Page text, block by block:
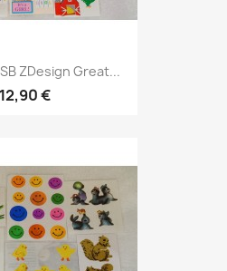
ZDesign Great...
12,90 €